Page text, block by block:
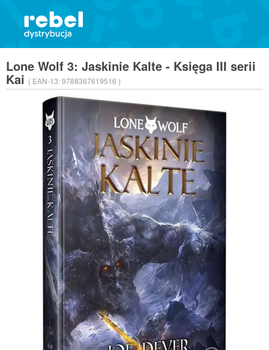
Lone Wolf 3: Jaskinie Kalte - Księga III serii
Kai ( EAN-13:9788367619516 )